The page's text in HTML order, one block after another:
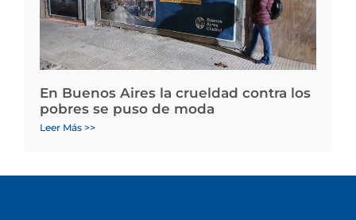
En Buenos Aires la crueldad contra los
pobres se puso de moda
Leer Más >>